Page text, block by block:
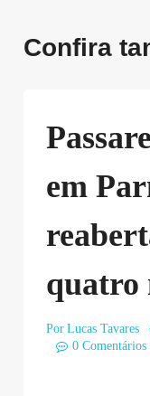
Confira
em
quatro
Por Lucas Tavares
0 Comentários